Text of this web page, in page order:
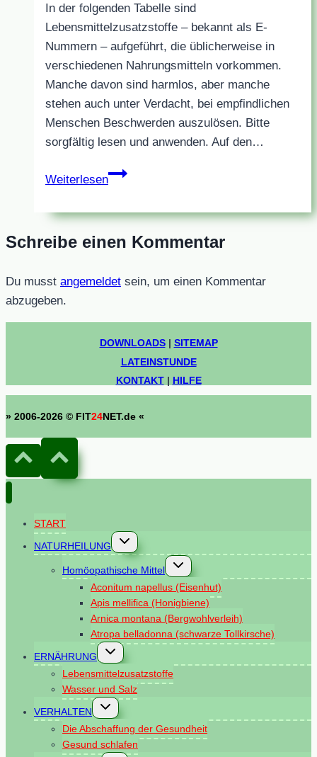
In der folgenden Tabelle sind
Lebensmittelzusatzstoffe – bekannt als E-
Nummern – aufgeführt, die üblicherweise in
verschiedenen Nahrungsmitteln vorkommen.
Manche davon sind harmlos, aber manche
stehen auch unter Verdacht, bei empfindlichen
Menschen Beschwerden auszulösen. Bitte
sorgfältig lesen und anwenden. Auf den…
Weiterlesen
E-
als
Datei
Schreibe einen Kommentar
Du musst angemeldet sein, um einen Kommentar
abzugeben.
DOWNLOADS| SITEMAP
LATEINSTUNDE
KONTAKT| HILFE
» 2006-2026 © FIT24NET.de «
START
NATURHEILUNG
Untermenü
umschalten
Homöopathische Mittel
Untermenü
umschalten
Aconitum napellus (Eisenhut)
Apis mellifica (Honigbiene)
Arnica montana (Bergwohlverleih)
Atropa belladonna (schwarze Tollkirsche)
ERNÄHRUNG
Untermenü
umschalten
Lebensmittelzusatzstoffe
Wasser und Salz
VERHALTEN
Untermenü
umschalten
Die Abschaffung der Gesundheit
Gesund schlafen